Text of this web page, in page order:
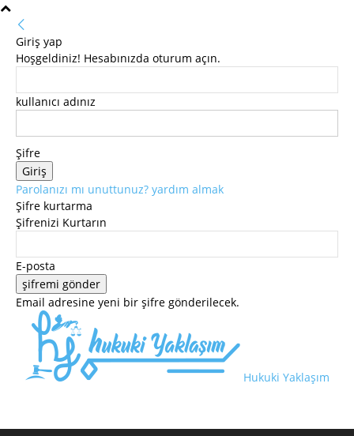
Giriş yap
Hoşgeldiniz! Hesabınızda oturum açın.
kullanıcı adınız
Şifre
Parolanızı mı unuttunuz? yardım almak
Şifre kurtarma
Şifrenizi Kurtarın
E-posta
Email adresine yeni bir şifre gönderilecek.
Hukuki Yaklaşım